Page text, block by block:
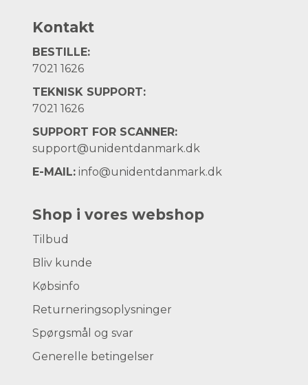
Kontakt
BESTILLE:
7021 1626
TEKNISK SUPPORT:
7021 1626
SUPPORT FOR SCANNER:
support@unidentdanmark.dk
E-MAIL: info@unidentdanmark.dk
Shop i vores webshop
Tilbud
Bliv kunde
Købsinfo
Returneringsoplysninger
Spørgsmål og svar
Generelle betingelser